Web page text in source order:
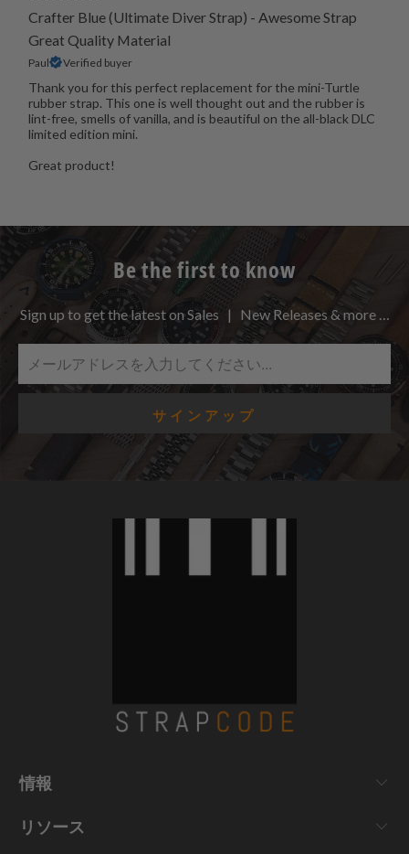
Crafter Blue (Ultimate Diver Strap) - Awesome Strap
Great Quality Material
Paul Verified buyer
Thank you for this perfect replacement for the mini-Turtle
rubber strap. This one is well thought out and the rubber is
lint-free, smells of vanilla, and is beautiful on the all-black DLC
limited edition mini.
Great product!
Be the first to know
Sign up to get the latest on Sales | New Releases & more …
情報
リソース